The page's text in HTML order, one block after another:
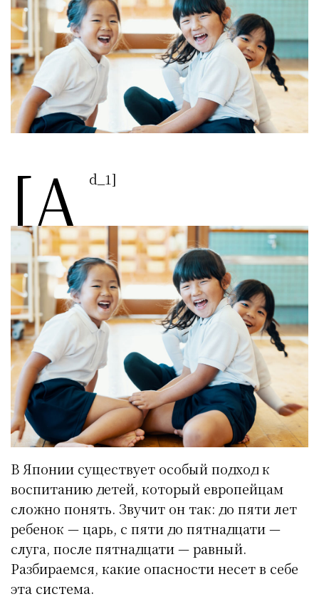
[a d_1]
В Японии существует особый подход к
воспитанию детей, который европейцам
сложно понять. Звучит он так: до пяти лет
ребенок — царь, с пяти до пятнадцати —
слуга, после пятнадцати — равный.
Разбираемся, какие опасности несет в себе
эта система.